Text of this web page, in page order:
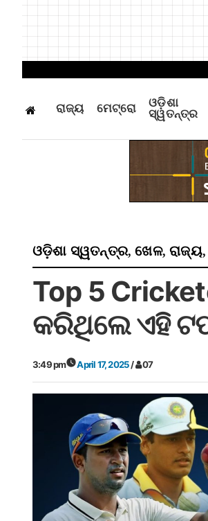
ରାଜ୍ୟ ମେଟ୍ରୋ
ଓଡ଼ିଶା
ସ୍ୱତନ୍ତ୍ର
ଓଡ଼ିଶା ସ୍ୱତନ୍ତ୍ର,ଖେଳ,ରାଜ୍ୟ
Top 5
କରିଥିଲେ ଏହି
3:49 pm April 17, 2025/ 07